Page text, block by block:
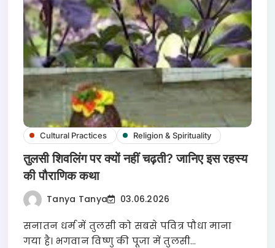
Cultural Practices Religion & Spirituality
तुलसी शिवलिंग पर क्यों नहीं चढ़ती? जानिए इस रहस्य
की पौराणिक कथा
Tanya Tanya 03.06.2026
सनातन धर्म में तुलसी को सबसे पवित्र पौधा माना
गया है। भगवान विष्णु की पूजा में तुलसी…